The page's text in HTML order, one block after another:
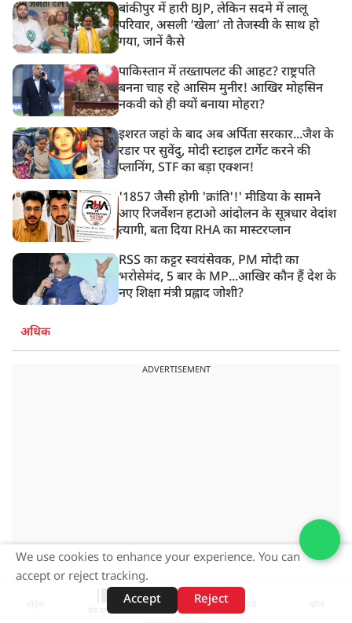
बांकीपुर में हारी BJP, लेकिन सदमे में लालू
परिवार, असली ‘खेला’ तो तेजस्वी के साथ हो
गया, जानें कैसे
पाकिस्तान में तख्तापलट की आहट? राष्ट्रपति
बनना चाह रहे आसिम मुनीर! आखिर मोहसिन
नकवी को ही क्यों बनाया मोहरा?
इशरत जहां के बाद अब अर्पिता सरकार...जैश के
रडार पर सुवेंदु, मोदी स्टाइल टार्गेट करने की
प्लानिंग, STF का बड़ा एक्शन!
'1857 जैसी होगी 'क्रांति'!' मीडिया के सामने
आए रिजर्वेशन हटाओ आंदोलन के सूत्रधार वेदांश
त्यागी, बता दिया RHA का मास्टरप्लान
RSS का कट्टर स्वयंसेवक, PM मोदी का
भरोसेमंद, 5 बार के MP...आखिर कौन हैं देश के
नए शिक्षा मंत्री प्रह्लाद जोशी?
अधिक
ADVERTISEMENT
ADVERTISEMENT
वेब स्टोरीज़
We use cookies to enhance your experience. You can
accept or reject tracking.
Accept
Reject